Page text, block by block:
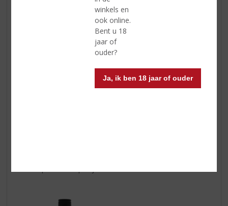
winkels en
ook online.
Bent u 18
jaar of
ouder?
Ja, ik ben 18 jaar of ouder
helder met gouden flonkering.
Verfijnde geur met tonen van
witte bloesem. De smaak is fris en
delicaat. En de afdronk is
aangenaam met een licht